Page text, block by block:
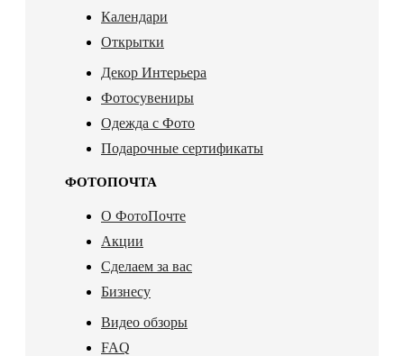
Календари
Открытки
Декор Интерьера
Фотосувениры
Одежда с Фото
Подарочные сертификаты
ФОТОПОЧТА
О ФотоПочте
Акции
Сделаем за вас
Бизнесу
Видео обзоры
FAQ